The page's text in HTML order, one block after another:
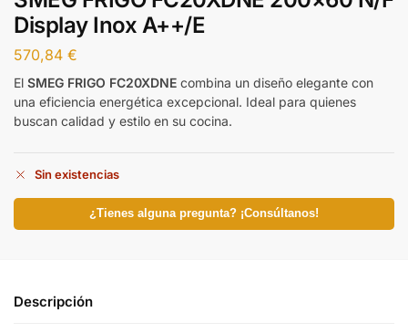
Display Inox A++/E
570,84 €
El SMEG FRIGO FC20XDNE combina un diseño elegante con
una eficiencia energética excepcional. Ideal para quienes
buscan calidad y estilo en su cocina.
Sin existencias
¿Tienes alguna pregunta? ¡Consúltanos!
Descripción